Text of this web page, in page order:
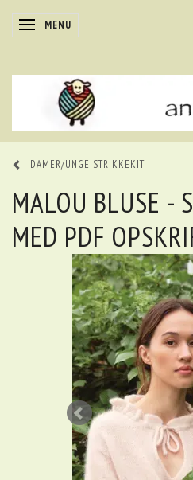
SKIFTE NAVIGATION
MENU
DAMER/UNGE STRIKKEKIT
MALOU BLUSE -
MED PDF